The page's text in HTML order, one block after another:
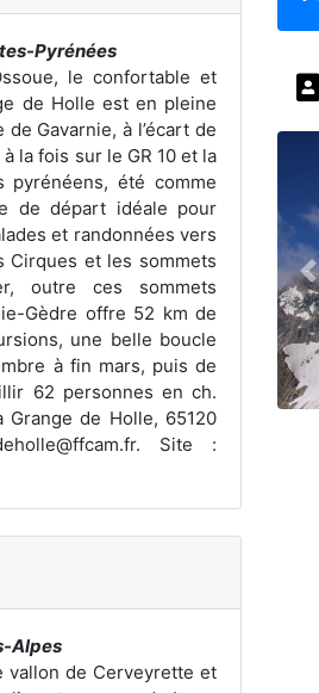
Pyrénées
le confortable et
de Holle est en pleine
Gavarnie, à l’écart de
la fois sur le GR 10 et la
pyrénéens, été comme
de départ idéale pour
et randonnées vers
Cirques et les sommets
outre ces sommets
Gèdre offre 52 km de
une belle boucle
à fin mars, puis de
62 personnes en ch.
de Holle, 65120
Site :
Alpes
vallon de Cerveyrette et